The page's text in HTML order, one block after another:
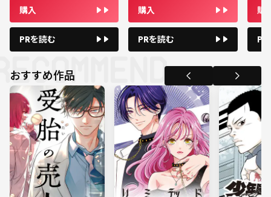
購入
PRを読む
購入
PRを読む
購
おすすめ作品